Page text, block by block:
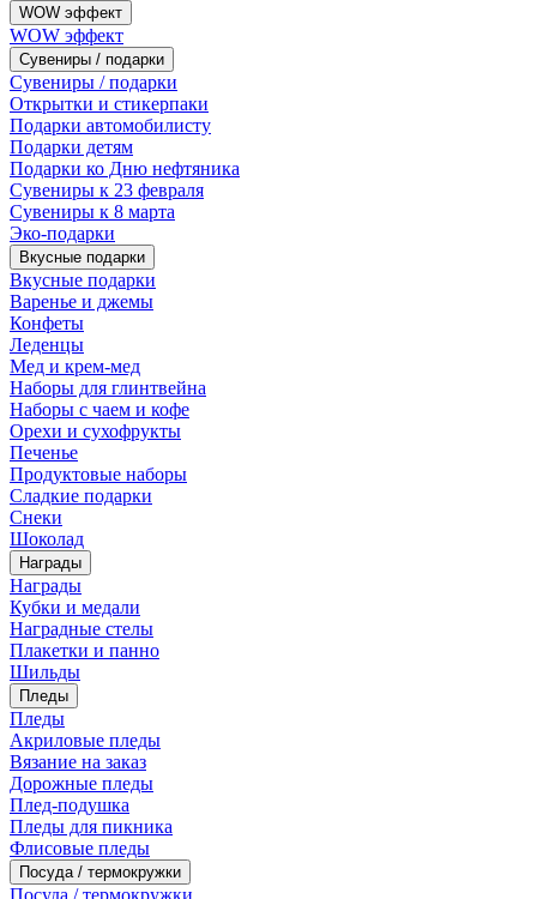
WOW эффект
WOW эффект
Сувениры / подарки
Сувениры / подарки
Открытки и стикерпаки
Подарки автомобилисту
Подарки детям
Подарки ко Дню нефтяника
Сувениры к 23 февраля
Сувениры к 8 марта
Эко-подарки
Вкусные подарки
Вкусные подарки
Варенье и джемы
Конфеты
Леденцы
Мед и крем-мед
Наборы для глинтвейна
Наборы с чаем и кофе
Орехи и сухофрукты
Печенье
Продуктовые наборы
Сладкие подарки
Снеки
Шоколад
Награды
Награды
Кубки и медали
Наградные стелы
Плакетки и панно
Шильды
Пледы
Пледы
Акриловые пледы
Вязание на заказ
Дорожные пледы
Плед-подушка
Пледы для пикника
Флисовые пледы
Посуда / термокружки
Посуда / термокружки